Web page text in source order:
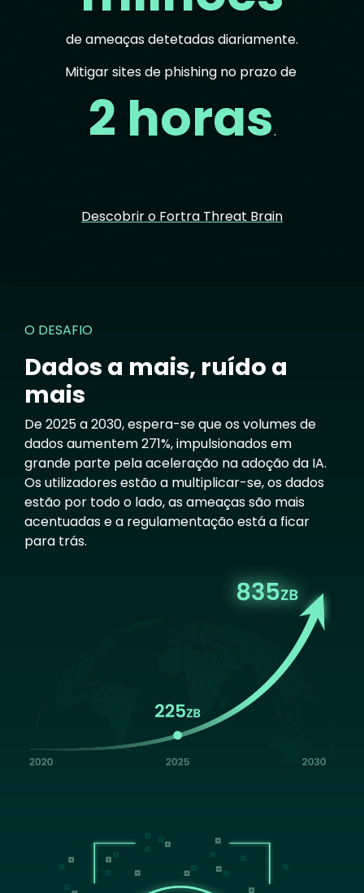
de ameaças detetadas diariamente.
Mitigar sites de phishing no prazo de
2 horas.
Descobrir o Fortra Threat Brain
O DESAFIO
Dados a mais, ruído a
mais
De 2025 a 2030, espera-se que os volumes de
dados aumentem 271%, impulsionados em
grande parte pela aceleração na adoção da IA.
Os utilizadores estão a multiplicar-se, os dados
estão por todo o lado, as ameaças são mais
acentuadas e a regulamentação está a ficar
para trás.